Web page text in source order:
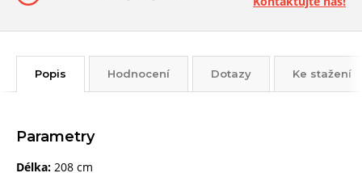
Popis Hodnocení Dotazy Ke stažení
Parametry
Délka: 208 cm